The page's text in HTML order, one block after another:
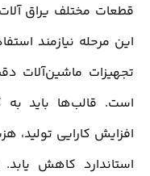
قطعات مختلف یراق
این مرحله نیازمند
تجهیزات ماشین‌آلات
است. قالب‌ها باید
افزایش کارایی تولید،
استاندارد کاهش